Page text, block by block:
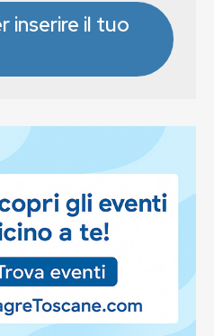
inserire il tuo